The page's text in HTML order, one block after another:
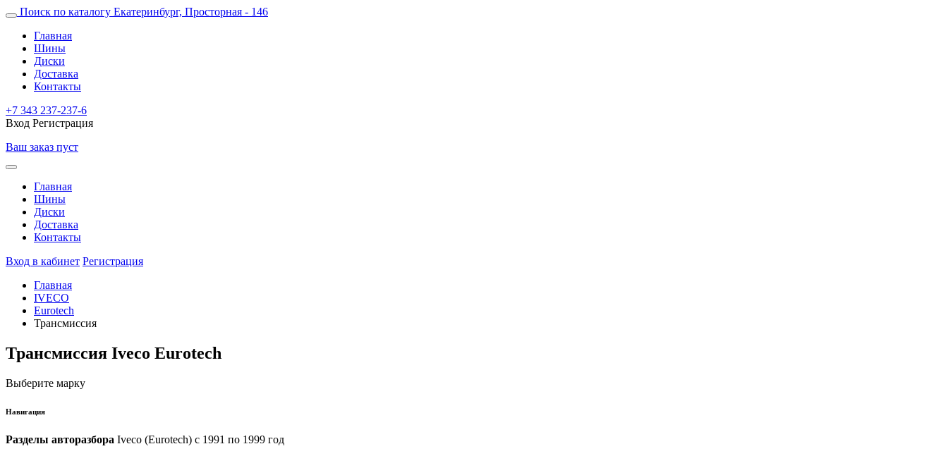
Поиск по каталогу Екатеринбург, Просторная - 146
Главная
Шины
Диски
Доставка
Контакты
+7 343 237-237-6
Вход Регистрация
Ваш заказ пуст
Главная
Шины
Диски
Доставка
Контакты
Вход в кабинет Регистрация
Главная
IVECO
Eurotech
Трансмиссия
Трансмиссия Iveco Eurotech
Выберите марку
Навигация
Разделы авторазбора Iveco (Eurotech) с 1991 по 1999 год